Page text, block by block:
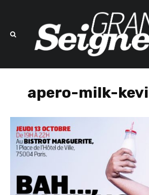
apero-milk-